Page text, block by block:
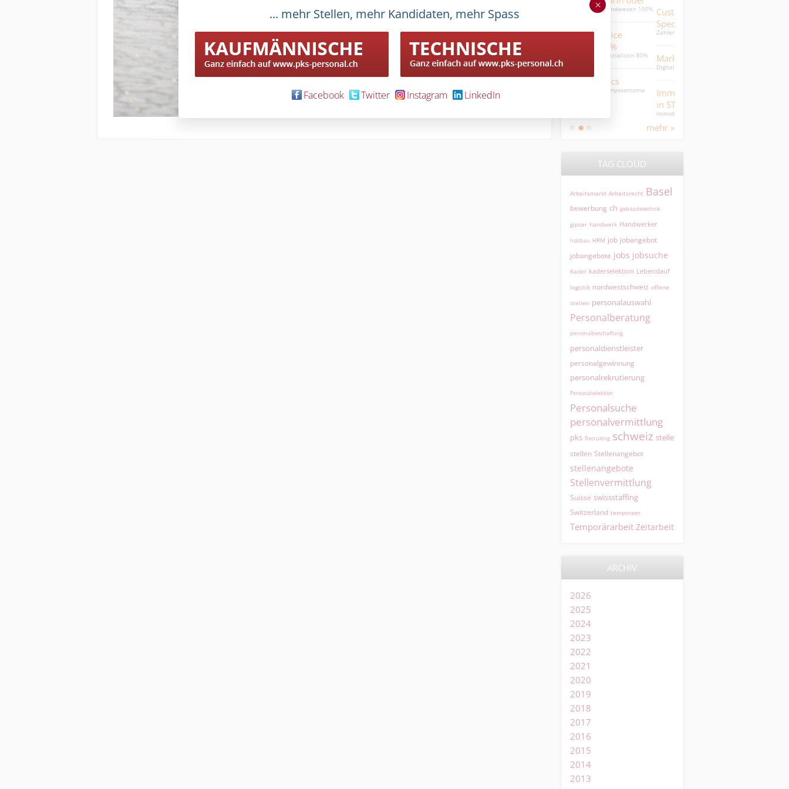
Mitarbeiterin Treuhandwesen 100%
Customer Service
Spezialistin 80%
Customer Service Spezialistin 80%
(DE/FR/EN)
Liposomes & rhabdomyosarcoma
Customer Support
Zahlenaffin, serviceorientiert &
Marketing Managerin
Immobilienbewirtschafter
Immobilienbewirtschafterin STWEG
Weiss was im Pschyrembel steht...
SO/BL
Partner
Leiterin HR / HR Business Partner
mehr »
TAG CLOUD
Arbeitsmarkt Arbeitsrecht Basel
bewerbung ch gebäudetechnik
gipser handwerk Handwerker
holzbau HRM job jobangebot
jobangebote jobs jobsuche
Kader kaderselektion Lebenslauf
logistik nordwestschweiz offene
stellen personalauswahl
Personalberatung
personalbeschaffung
personaldienstleister
personalgewinnung
personalrekrutierung
Personalselektion
Personalsuche
personalvermittlung
pks Recruiting schweiz stelle
stellen Stellenangebot
stellenangebote
Stellenvermittlung
Suisse swissstaffing
Switzerland temporaer
Temporärarbeit Zeitarbeit
ARCHIV
2026
2025
2024
2023
2022
2021
2020
2019
2018
2017
2016
2015
2014
2013
... mehr Stellen, mehr Kandidaten, mehr Spass
Facebook Twitter Instagram LinkedIn
×